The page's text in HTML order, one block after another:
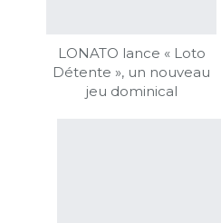
LONATO lance « Loto
Détente », un nouveau
jeu dominical